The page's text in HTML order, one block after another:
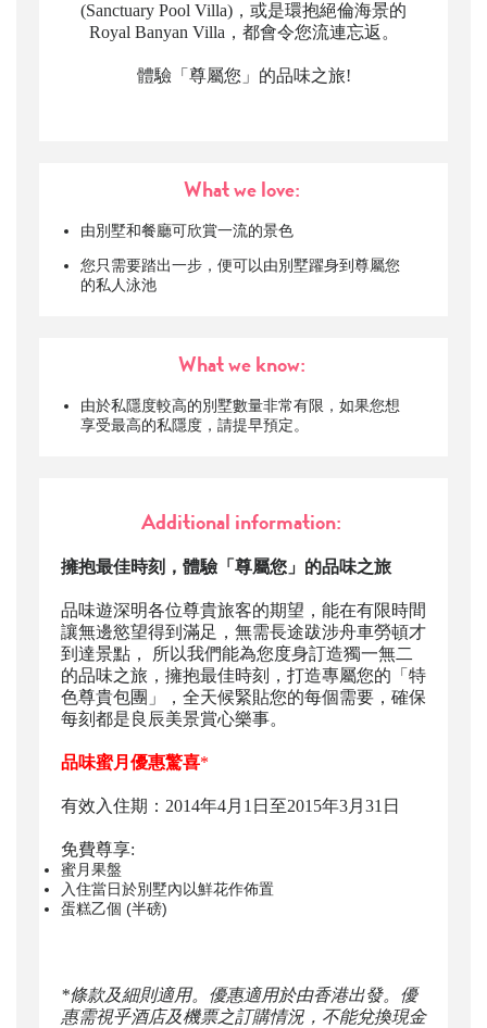
(Sanctuary Pool Villa)，或是環抱絕倫海景的
Royal Banyan Villa，都會令您流連忘返。
體驗「尊屬您」的品味之旅!
What we love:
由別墅和餐廳可欣賞一流的景色
您只需要踏出一步，便可以由別墅躍身到尊屬您
的私人泳池
What we know:
由於私隱度較高的別墅數量非常有限，如果您想
享受最高的私隱度，請提早預定。
Additional information:
擁抱最佳時刻，體驗「尊屬您」的品味之旅
品味遊深明各位尊貴旅客的期望，能在有限時間
讓無邊慾望得到滿足，無需長途跋涉舟車勞頓才
到達景點， 所以我們能為您度身訂造獨一無二
的品味之旅，擁抱最佳時刻，打造專屬您的「特
色尊貴包團」，全天候緊貼您的每個需要，確保
每刻都是良辰美景賞心樂事。
品味蜜月優惠驚喜*
有效入住期：2014年4月1日至2015年3月31日
免費尊享:
蜜月果盤
入住當日於別墅內以鮮花作佈置
蛋糕乙個 (半磅)
*條款及細則適用。優惠適用於由香港出發。優
惠需視乎酒店及機票之訂購情況，不能兌換現金